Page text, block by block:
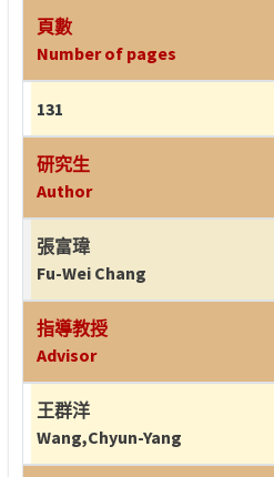
頁數
Number of pages
131
研究生
Author
張富瑋
Fu-Wei Chang
指導教授
Advisor
王群洋
Wang,Chyun-Yang